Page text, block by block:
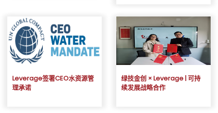
Leverage签署CEO水资源管
理承诺
绿技金创 × Leverage | 可持
续发展战略合作